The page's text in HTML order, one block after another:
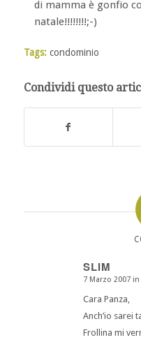
di mamma è gonfio
natale!!!!!!!!;-)
Tags: condominio
Condividi questo
SLIM
dice:
7 Marzo 2007 in
Cara Panza,
Anch’io sarei
Frollina mi